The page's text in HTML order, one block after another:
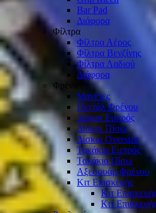
Bar Pad
Διάφορα
Φίλτρα
Φίλτρα Αέρος
Φίλτρα Βενζίνης
Φίλτρα Λαδιού
Διάφορα
Φρένα
Μανέτες
Πεντάλ Φρένου
Δίσκοι Εμπρός
Δίσκοι Πίσω
Δίσκοι Oversize
Τακάκια Εμπρός
Τακάκια Πίσω
Αξεσουάρ Φρένου
Κιτ Επισκευής
Κιτ
Κιτ